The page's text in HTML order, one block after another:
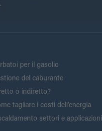
per il gasolio
del caburante
o indiretto?
tagliare i costi dell’energia
settori e applicazioni